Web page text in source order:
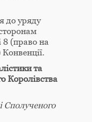
до уряду
8 (право на
та
Королівства
Сполученого